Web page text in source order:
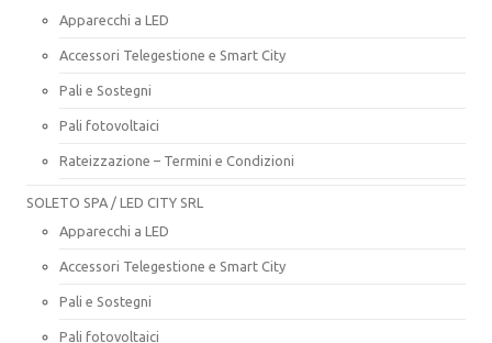
Apparecchi a LED
Accessori Telegestione e Smart City
Pali e Sostegni
Pali fotovoltaici
Rateizzazione – Termini e Condizioni
SOLETO SPA / LED CITY SRL
Apparecchi a LED
Accessori Telegestione e Smart City
Pali e Sostegni
Pali fotovoltaici